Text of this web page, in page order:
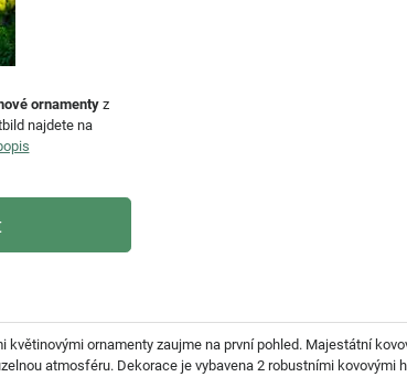
ornamentyz
najdete na
ornamenty zaujme na první pohled. Majestátní
atmosféru. Dekorace je vybavena 2 robustními kovovými